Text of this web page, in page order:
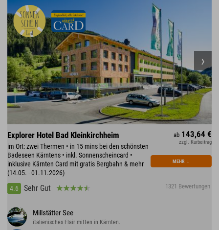
Explorer Hotel Bad Kleinkirchheim
im Ort: zwei Thermen • in 15 mins bei den schönsten
Badeseen Kärntens • inkl. Sonnenscheincard •
inklusive Kärnten Card mit gratis Bergbahn & mehr
(14.05. - 01.11.2026)
4.6
Sehr Gut 1321 Bewertungen
ab 143,64 €
zzgl. Kurbeitrag
MEHR ↓
Millstätter See
italienisches Flair mitten in Kärnten.